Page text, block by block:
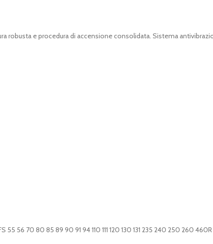
e procedura di accensione consolidata. Sistema
70 80 85 89 90 91 94 110 111 120 130 131 235 240 250 260 460R